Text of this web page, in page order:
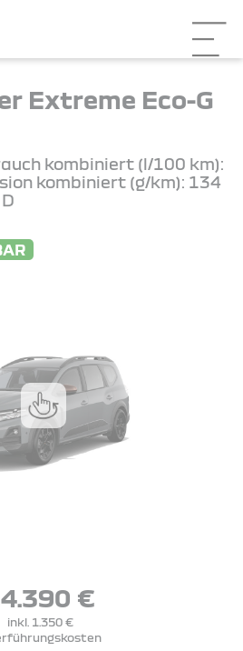
Extreme Eco-G
kombiniert (l/100 km):
kombiniert (g/km): 134
€
inkl. 1.350 €